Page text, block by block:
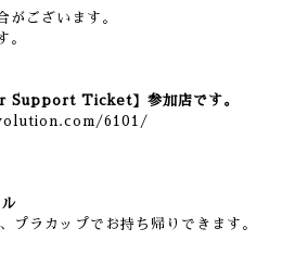
がございます。
。
Ticket】参加店です。
6101/
プラカップでお持ち帰りできます。